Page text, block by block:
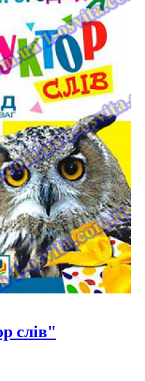
слів"